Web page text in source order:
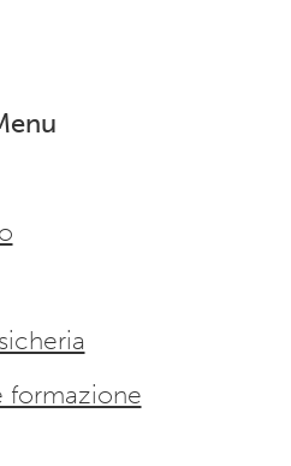
formazione